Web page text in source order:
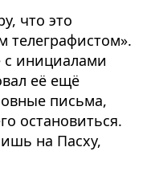
что это
телеграфистом».
с инициалами
её ещё
письма,
остановиться.
на Пасху,